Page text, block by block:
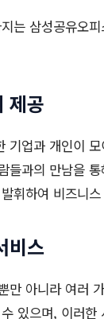
는 삼성공유오
제공
기업과 개인이
들과의 만남을
휘하여 비즈니
비스
만 아니라 여러
있으며, 이러